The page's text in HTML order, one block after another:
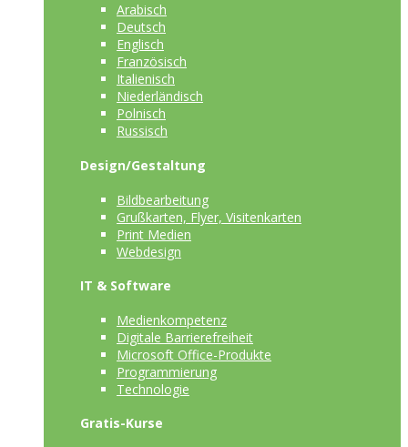
Arabisch
Deutsch
Englisch
Französisch
Italienisch
Niederländisch
Polnisch
Russisch
Design/Gestaltung
Bildbearbeitung
Grußkarten, Flyer, Visitenkarten
Print Medien
Webdesign
IT & Software
Medienkompetenz
Digitale Barrierefreiheit
Microsoft Office-Produkte
Programmierung
Technologie
Gratis-Kurse